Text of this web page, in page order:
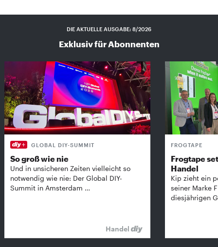
DIE AKTUELLE AUSGABE: 8/2026
Exklusiv für Abonnenten
GLOBAL DIY-SUMMIT
So groß wie nie
Und in unsicheren Zeiten vielleicht so
notwendig wie nie: Der Global DIY-
Summit in Amsterdam …
Handel
FROGTAPE
Frogtape
Handel
Kip zieht ein
seiner Marke
diesjährigen